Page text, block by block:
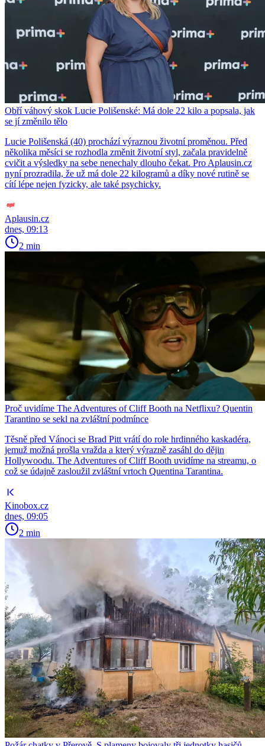
Obří váhový skok Lucie Polišenské: Má dole 22 kilo a popsala, jak
se jí změnilo tělo
Lucie Polišenská (40) prochází výraznou životní proměnou. Před
několika měsíci se rozhodla změnit životní styl, začala pravidelně
cvičit a výsledky na sebe nenechaly dlouho čekat. Pro Aplausin.cz
nyní prozradila, že už má dole 22 kilogramů a díky nové rutině se
cítí lépe nejen fyzicky, ale také psychicky.
Aplausin.cz
dnes, 09:13
2 min
Proč uvidíme The Adventures of Cliff Booth na Netflixu? Quentin
Tarantino se sekl na zvláštní podmínce
Těsně před Vánoci se Brad Pitt vrátí do role hrdinného kaskadéra,
jemuž možná prošla vražda a který výrazně zasáhl do dějin
Hollywoodu. The Adventures of Cliff Booth uvidíme na streamu, o
což se údajně zasloužil zvláštní vrtoch Quentina Tarantina.
Kinobox.cz
dnes, 09:05
2 min